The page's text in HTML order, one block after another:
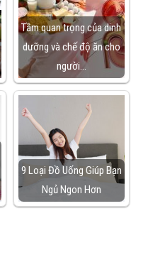
Tầm quan trọng của dinh
dưỡng và chế độ ăn cho
người…
9 Loại Đồ Uống Giúp Bạn
Ngủ Ngon Hơn